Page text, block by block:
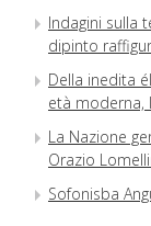
Indagini sulla
dipinto
Della inedita
età moderna,
La Nazione
Orazio
Sofonisba